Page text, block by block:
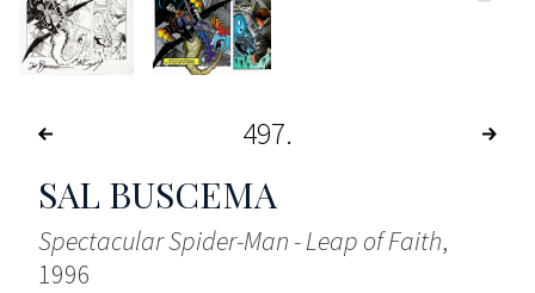
497
SAL BUSCEMA
Spectacular Spider-Man - Leap of Faith,
1996